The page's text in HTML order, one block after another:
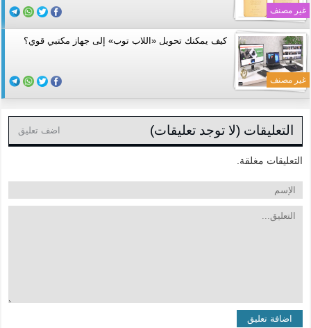
غير مصنف
غير مصنف
كيف يمكنك تحويل «اللاب توب» إلى جهاز مكتبي قوي؟
التعليقات (لا توجد تعليقات) اضف تعليق
التعليقات مغلقة.